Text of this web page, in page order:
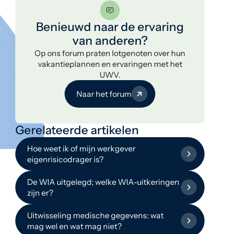
Benieuwd naar de ervaring
van anderen?
Op ons forum praten lotgenoten over hun
vakantieplannen en ervaringen met het
UWV.
Naar het forum
Gerelateerde artikelen
Hoe weet ik of mijn werkgever
eigenrisicodrager is?
De WIA uitgelegd; welke WIA-uitkeringen
zijn er?
Uitwisseling medische gegevens: wat
mag wel en wat mag niet?